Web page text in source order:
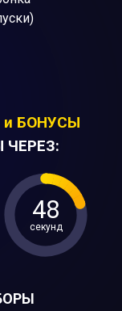
47
секунд
БОНУСЫ